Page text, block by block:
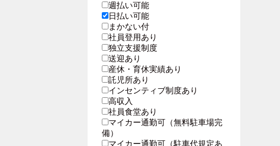
週払い可能
日払い可能
まかない付
社員登用あり
独立支援制度
送迎あり
産休・育休実績あり
託児所あり
インセンティブ制度あり
高収入
社員食堂あり
マイカー通勤可（無料駐車場完
備）
マイカー通勤可（駐車代規定あ